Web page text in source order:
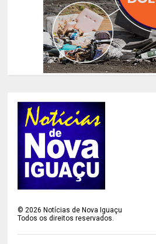
©2026 Notícias de Nova Iguaçu
Todos os direitos reservados.